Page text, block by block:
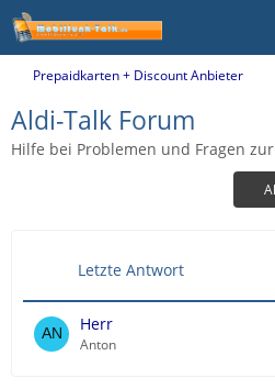
Prepaidkarten + Discount Anbieter
Aldi-Talk Forum
Hilfe bei Problemen und Fragen
Letzte Antwort
Herr
Anton